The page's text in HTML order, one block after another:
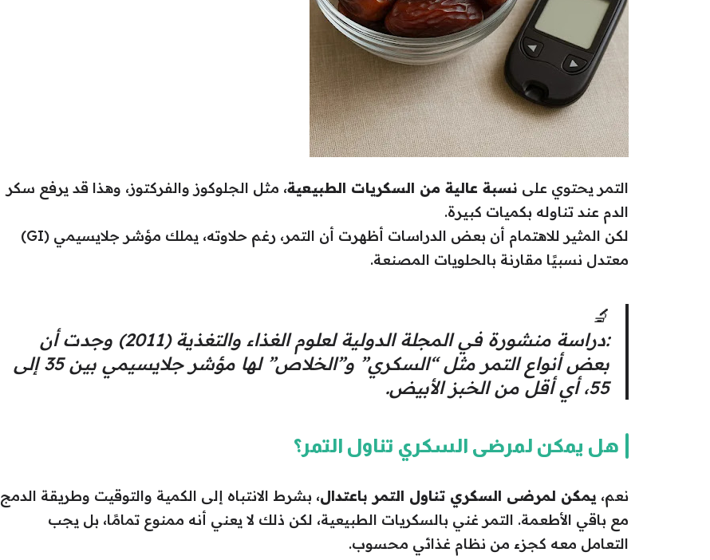
التمر يحتوي على نسبة عالية من السكريات الطبيعية، مثل الجلوكوز والفركتوز، وهذا قد يرفع سكر
الدم عند تناوله بكميات كبيرة.
لكن المثير للاهتمام أن بعض الدراسات أظهرت أن التمر، رغم حلاوته، يملك مؤشر جلايسيمي (GI)
معتدل نسبيًا مقارنة بالحلويات المصنعة.
🔬
:دراسة منشورة في المجلة الدولية لعلوم الغذاء والتغذية (2011) وجدت أن
بعض أنواع التمر مثل “السكري” و”الخلاص” لها مؤشر جلايسيمي بين 35 إلى
55، أي أقل من الخبز الأبيض.
هل يمكن لمرضى السكري تناول التمر؟
نعم، يمكن لمرضى السكري تناول التمر باعتدال، بشرط الانتباه إلى الكمية والتوقيت وطريقة الدمج
مع باقي الأطعمة. التمر غني بالسكريات الطبيعية، لكن ذلك لا يعني أنه ممنوع تمامًا، بل يجب
التعامل معه كجزء من نظام غذائي محسوب.